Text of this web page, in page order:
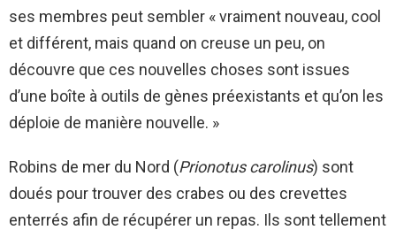
ses membres peut sembler « vraiment nouveau, cool
et différent, mais quand on creuse un peu, on
découvre que ces nouvelles choses sont issues
d’une boîte à outils de gènes préexistants et qu’on les
déploie de manière nouvelle. »
Robins de mer du Nord (Prionotus carolinus) sont
doués pour trouver des crabes ou des crevettes
enterrés afin de récupérer un repas. Ils sont tellement